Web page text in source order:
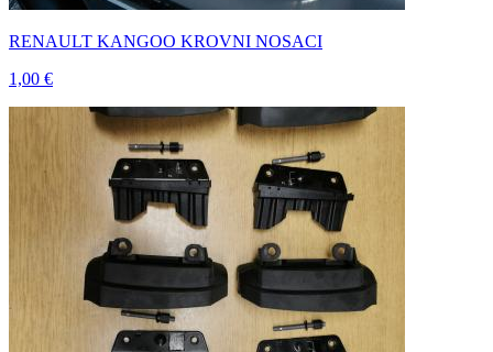
RENAULT KANGOO KROVNI NOSACI
1,00 €